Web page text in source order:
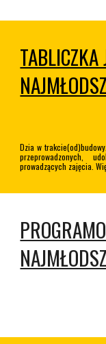
Dzia w
przeprowadzonych,
prowadzących zajęcia.